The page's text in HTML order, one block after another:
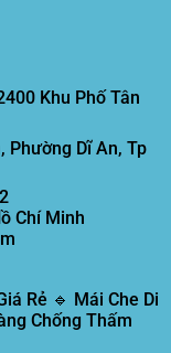
Khu Phố Tân
Phường Dĩ An, Tp
Chí Minh
Rẻ 🔹 Mái Che Di
Chống Thấm